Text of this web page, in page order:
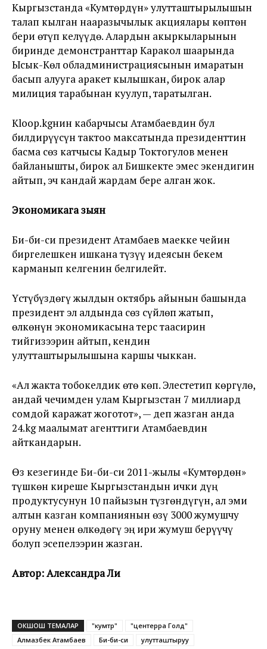
Кыргызстанда «Кумтөрдүн» улутташтырылышын
талап кылган нааразычылык акциялары көптөн
бери өтүп келүүдө. Алардын акыркыларынын
биринде демонстранттар Каракол шаарында
Ысык-Көл обладминистрациясынын имаратын
басып алууга аракет кылышкан, бирок алар
милиция тарабынан куулуп, таратылган.
Kloop.kgнин кабарчысы Атамбаевдин бул
билдирүүсүн тактоо максатында президенттин
басма сөз катчысы Кадыр Токтогулов менен
байланышты, бирок ал Бишкекте эмес экендигин
айтып, эч кандай жардам бере алган жок.
Экономикага зыян
Би-би-си президент Атамбаев маекке чейин
биргелешкен ишкана түзүү идеясын бекем
карманып келгенин белгилейт.
Үстүбүздөгү жылдын октябрь айынын башында
президент эл алдында сөз сүйлөп жатып,
өлкөнүн экономикасына терс таасирин
тийгизээрин айтып, кендин
улутташтырылышына каршы чыккан.
«Ал жакта тобокелдик өтө көп. Элестетип көргүлө,
андай чечимден улам Кыргызстан 7 миллиард
сомдой каражат жоготот», — деп жазган анда
24.kg маалымат агенттиги Атамбаевдин
айткандарын.
Өз кезегинде Би-би-си 2011-жылы «Кумтөрдөн»
түшкөн киреше Кыргызстандын ички дүң
продуктусунун 10 пайызын түзгөндүгүн, ал эми
алтын казган компаниянын өзү 3000 жумушчу
оруну менен өлкөдөгү эң ири жумуш берүүчү
болуп эсепелээрин жазган.
Автор: Александра Ли
ОКШОШ ТЕМАЛАР "кумтөр"
"центерра Голд"
Алмазбек Атамбаев
Би-би-си улутташтыруу